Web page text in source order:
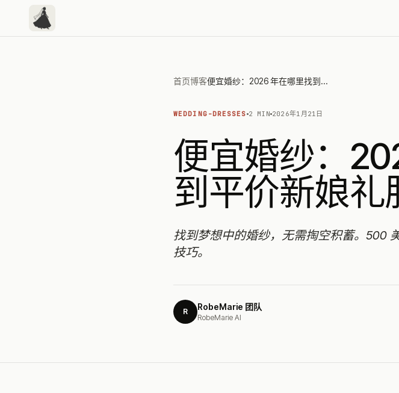
首页博客 便宜婚纱：2026 年在哪里找到平价新娘礼服
WEDDING-DRESSES 2 MIN 2026年1月21日
便宜婚纱：
到平价新娘礼
找到梦想中的婚纱，无需掏空积蓄。500
技巧。
R RobeMarie 团队
RobeMarie AI